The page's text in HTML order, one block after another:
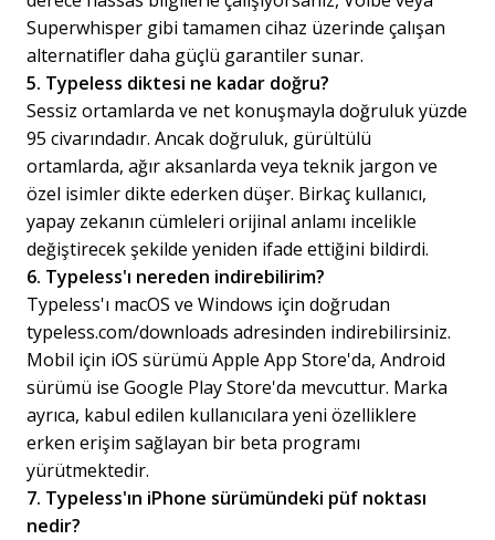
Superwhisper gibi tamamen cihaz üzerinde çalışan
alternatifler daha güçlü garantiler sunar.
5. Typeless diktesi ne kadar doğru?
Sessiz ortamlarda ve net konuşmayla doğruluk yüzde
95 civarındadır. Ancak doğruluk, gürültülü
ortamlarda, ağır aksanlarda veya teknik jargon ve
özel isimler dikte ederken düşer. Birkaç kullanıcı,
yapay zekanın cümleleri orijinal anlamı incelikle
değiştirecek şekilde yeniden ifade ettiğini bildirdi.
6. Typeless'ı nereden indirebilirim?
Typeless'ı macOS ve Windows için doğrudan
typeless.com/downloads adresinden indirebilirsiniz.
Mobil için iOS sürümü Apple App Store'da, Android
sürümü ise Google Play Store'da mevcuttur. Marka
ayrıca, kabul edilen kullanıcılara yeni özelliklere
erken erişim sağlayan bir beta programı
yürütmektedir.
7. Typeless'ın iPhone sürümündeki püf noktası
nedir?